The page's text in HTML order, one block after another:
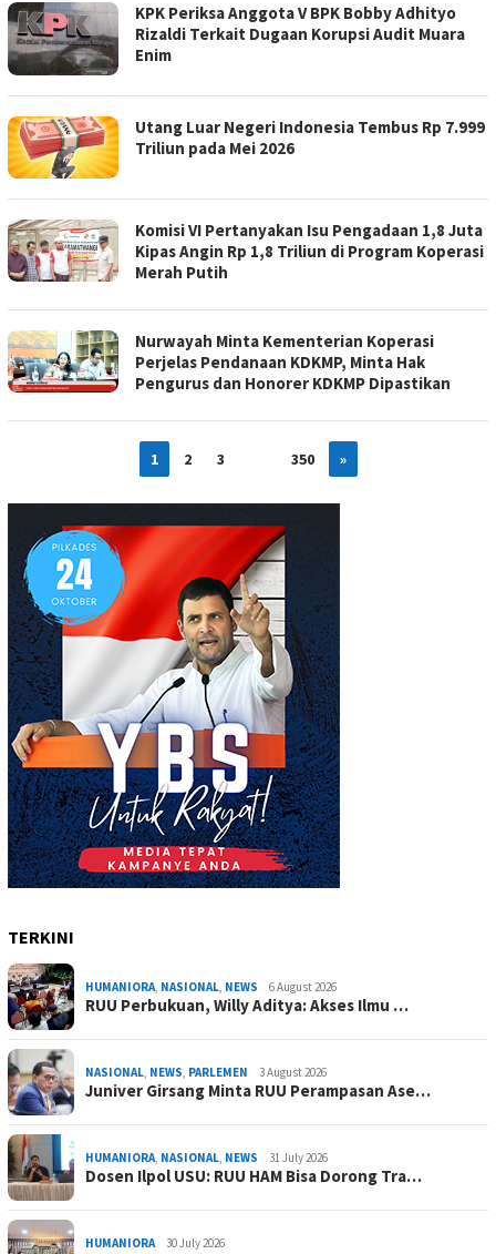
KPK Periksa Anggota V BPK Bobby Adhityo
Rizaldi Terkait Dugaan Korupsi Audit Muara
Enim
Utang Luar Negeri Indonesia Tembus Rp 7.999
Triliun pada Mei 2026
Komisi VI Pertanyakan Isu Pengadaan 1,8 Juta
Kipas Angin Rp 1,8 Triliun di Program Koperasi
Merah Putih
Nurwayah Minta Kementerian Koperasi
Perjelas Pendanaan KDKMP, Minta Hak
Pengurus dan Honorer KDKMP Dipastikan
1 2 3 350 »
TERKINI
HUMANIORA, NASIONAL, NEWS 6 August 2026
RUU Perbukuan, Willy Aditya: Akses Ilmu …
NASIONAL, NEWS, PARLEMEN 3 August 2026
Juniver Girsang Minta RUU Perampasan Ase…
HUMANIORA, NASIONAL, NEWS 31 July 2026
Dosen Ilpol USU: RUU HAM Bisa Dorong Tra…
HUMANIORA 30 July 2026